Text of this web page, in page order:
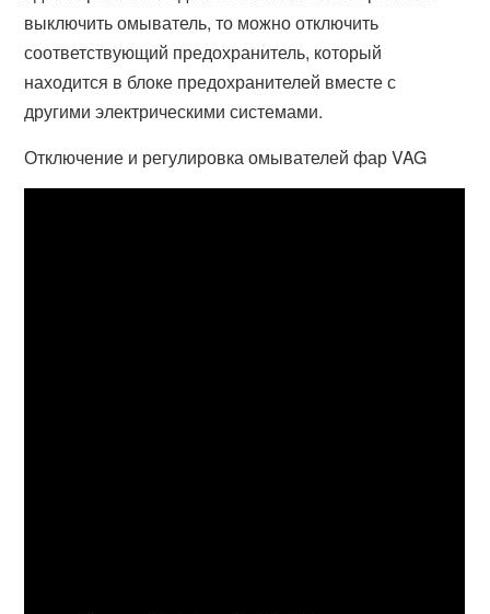
выключить омыватель, то можно отключить
соответствующий предохранитель, который
находится в блоке предохранителей вместе с
другими электрическими системами.
Отключение и регулировка омывателей фар VAG